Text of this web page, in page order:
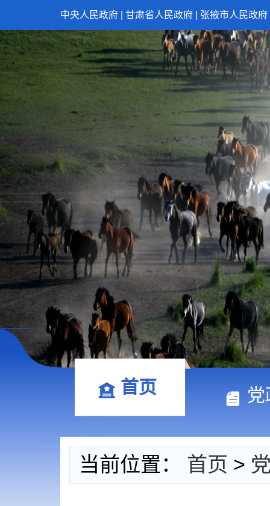
中央人民政府 甘肃省人民政府 张掖市人民政府
首页 党
当前位置： 首页 >